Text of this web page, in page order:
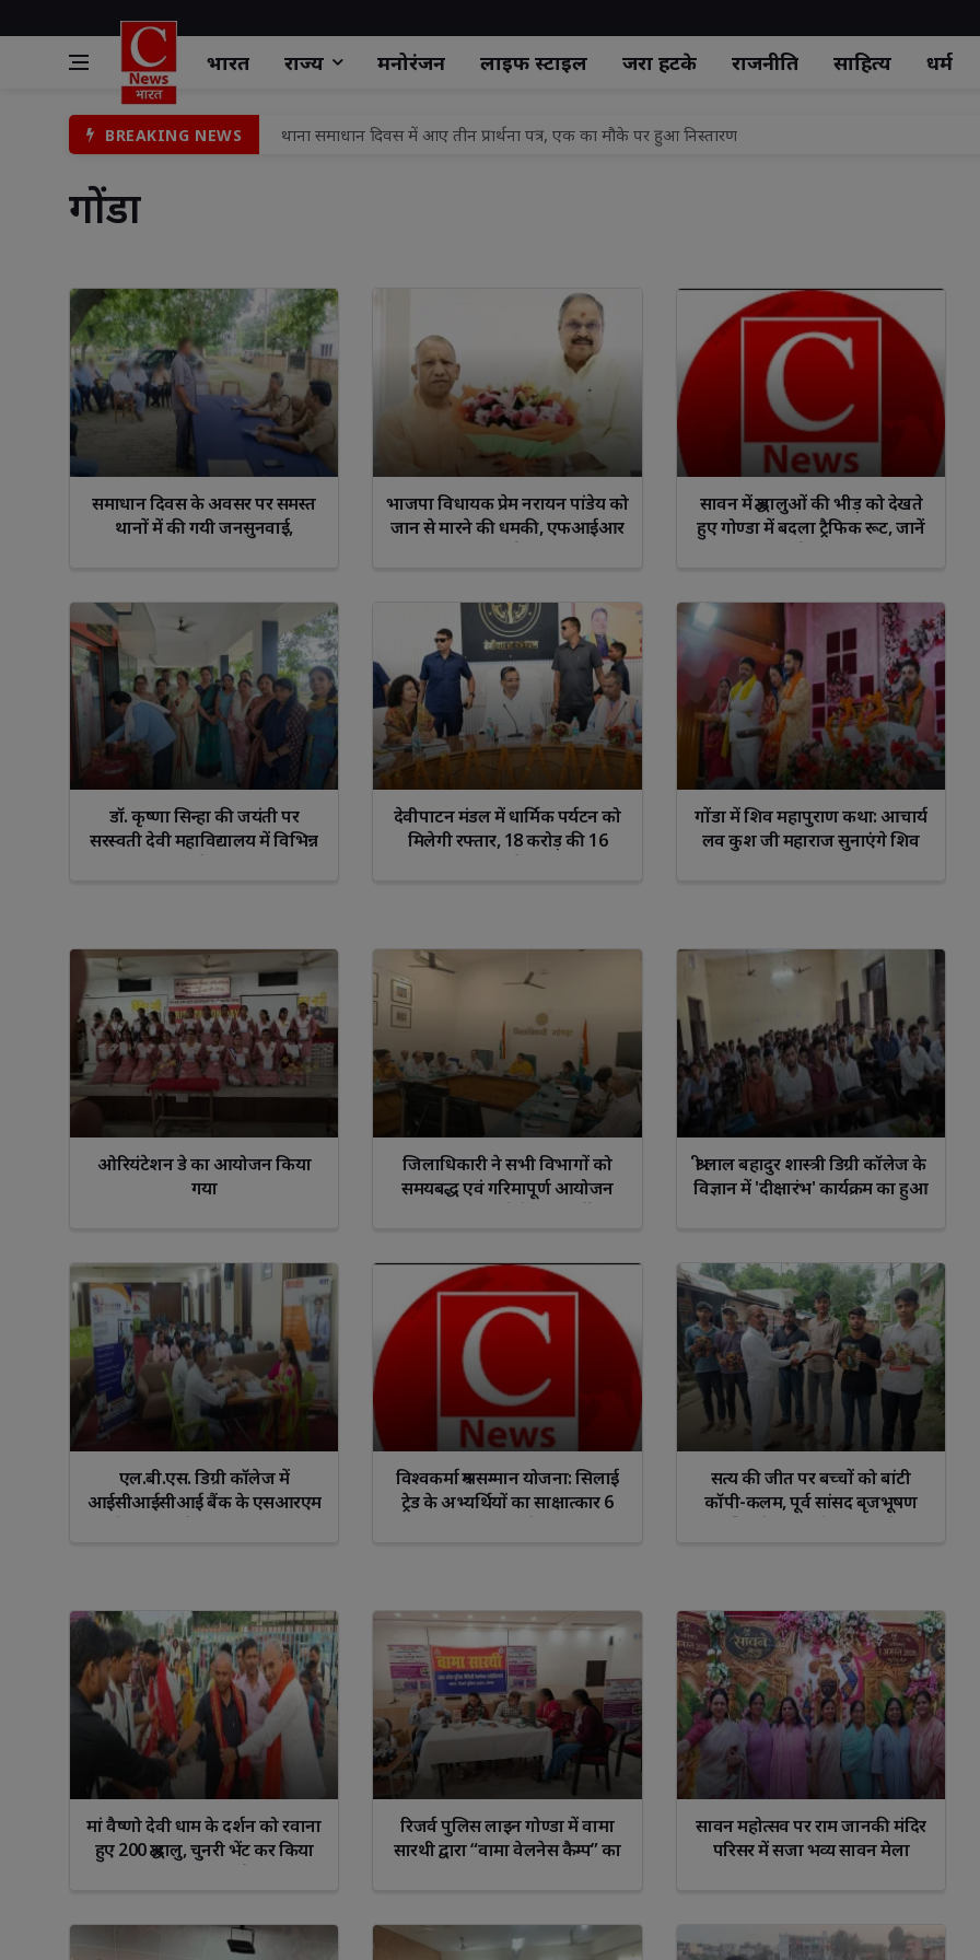
भारत राज्य मनोरंजन लाइफ स्‍टाइल जरा हटके राजनीति साहित्य धर्म
BREAKING NEWS
महोबा की दिव्यांशी गुप्ता बनीं "मिस बुंदेलखंड 2026" की विजेता, जालौन की निकिता रहीं फर्स्ट रनर-अप
हरियाली तीज के अवसर पर वामा सारथी द्वारा भव्य कार्यक्रम का आयोजन
सावन के दूसरे सोमवार को जलाभिषेक के लिए गंगाजल लाने को हजारों कावड़ियों की निकली टोलियां
रालोद के नवनियुक्त प्रदेश अध्यक्ष ऐश्वर्य राज सिंह 13 अगस्त को पहली बार पहुंचेंगे लखनऊ
Monsoon Hair Fall रोकने के आसान उपाय: ऐसे रखें बालों का ख्याल
नवजात बच्चे की बिक्री के आरोपों पर सेंट मैरी पॉलीक्लिनिक का कड़ा स्पष्टीकरण, सभी आरोप निराधार!
थाना समाधान दिवस में आए तीन प्रार्थना पत्र, एक का मौके पर हुआ निस्तारण
गोंडा
समाधान दिवस के अवसर पर समस्त
थानों में की गयी जनसुनवाई,
भाजपा विधायक प्रेम नरायन पांडेय को
जान से मारने की धमकी, एफआईआर
सावन में श्रद्धालुओं की भीड़ को देखते
हुए गोण्डा में बदला ट्रैफिक रूट, जानें
डॉ. कृष्णा सिन्हा की जयंती पर
सरस्वती देवी महाविद्यालय में विभिन्न
देवीपाटन मंडल में धार्मिक पर्यटन को
मिलेगी रफ्तार, 18 करोड़ की 16
गोंडा में शिव महापुराण कथा: आचार्य
लव कुश जी महाराज सुनाएंगे शिव
ओरियंटेशन डे का आयोजन किया
गया
जिलाधिकारी ने सभी विभागों को
समयबद्ध एवं गरिमापूर्ण आयोजन
श्री लाल बहादुर शास्त्री डिग्री कॉलेज के
विज्ञान में 'दीक्षारंभ' कार्यक्रम का हुआ
एल.बी.एस. डिग्री कॉलेज में
आईसीआईसीआई बैंक के एसआरएम
विश्वकर्मा श्रम सम्मान योजना: सिलाई
ट्रेड के अभ्यर्थियों का साक्षात्कार 6
सत्य की जीत पर बच्चों को बांटी
कॉपी-कलम, पूर्व सांसद बृजभूषण
मां वैष्णो देवी धाम के दर्शन को रवाना
हुए 200 श्रद्धालु, चुनरी भेंट कर किया
गया भावभीना विदाई समारोह
रिजर्व पुलिस लाइन गोण्डा में वामा
सारथी द्वारा “वामा वेलनेस कैम्प” का
सावन महोत्सव पर राम जानकी मंदिर
परिसर में सजा भव्य सावन मेला
Libra Capricorn Aquarius